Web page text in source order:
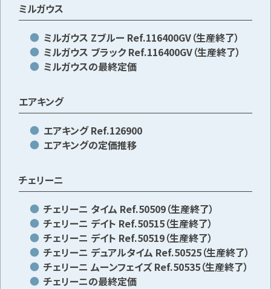
ミルガウス
ミルガウス Zブルー Ref.116400GV（生産終了）
ミルガウス ブラック Ref.116400GV（生産終了）
ミルガウスの最終定価
エアキング
エアキング Ref.126900
エアキングの定価推移
チェリーニ
チェリーニ タイム Ref.50509（生産終了）
チェリーニ デイト Ref.50515（生産終了）
チェリーニ デイト Ref.50519（生産終了）
チェリーニ デュアルタイム Ref.50525（生産終了）
チェリーニ ムーンフェイズ Ref.50535（生産終了）
チェリーニの最終定価